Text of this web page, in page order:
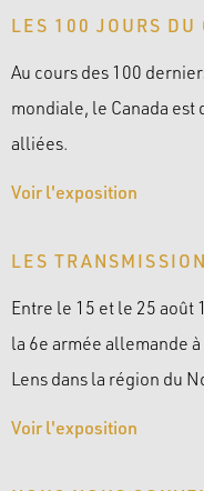
LES 100 JOURS DU
Au cours des 100
mondiale, le Canada
alliées.
Voir l'exposition
LES
Entre le 15 et le 25 août
la 6e armée allemande
Lens dans la région du
Voir l'exposition